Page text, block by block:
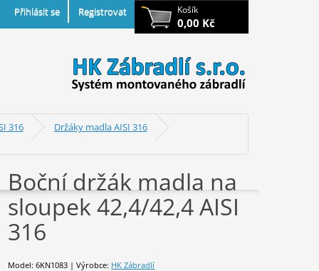
Košík
0,00 Kč
Přihlásit se Registrovat
316 Držáky madla AISI 316
Boční držák madla na
sloupek 42,4/42,4 AISI
316
Model: 6KN1083 | Výrobce: HK Zábradlí